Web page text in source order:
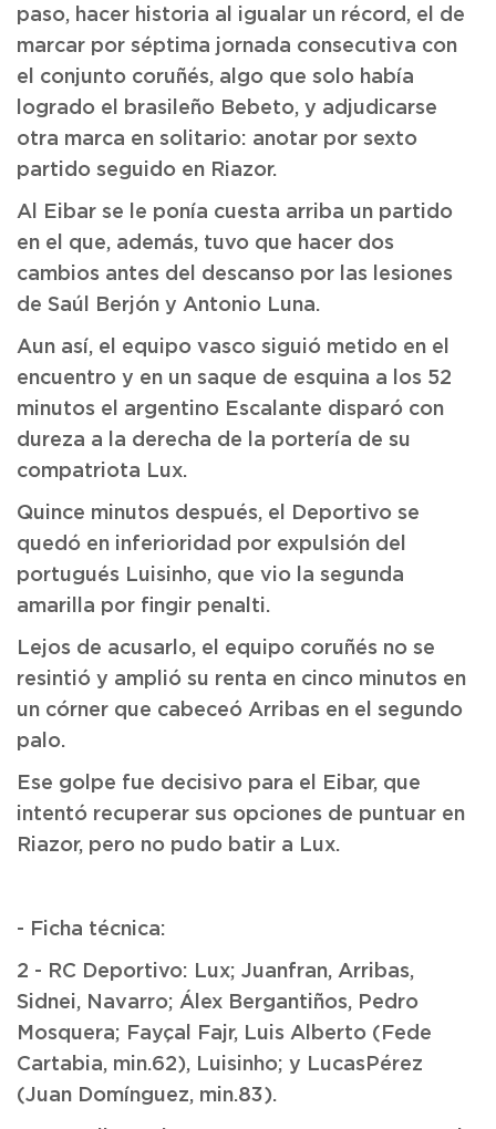
paso, hacer historia al igualar un récord, el de
marcar por séptima jornada consecutiva con
el conjunto coruñés, algo que solo había
logrado el brasileño Bebeto, y adjudicarse
otra marca en solitario: anotar por sexto
partido seguido en Riazor.
Al Eibar se le ponía cuesta arriba un partido
en el que, además, tuvo que hacer dos
cambios antes del descanso por las lesiones
de Saúl Berjón y Antonio Luna.
Aun así, el equipo vasco siguió metido en el
encuentro y en un saque de esquina a los 52
minutos el argentino Escalante disparó con
dureza a la derecha de la portería de su
compatriota Lux.
Quince minutos después, el Deportivo se
quedó en inferioridad por expulsión del
portugués Luisinho, que vio la segunda
amarilla por fingir penalti.
Lejos de acusarlo, el equipo coruñés no se
resintió y amplió su renta en cinco minutos en
un córner que cabeceó Arribas en el segundo
palo.
Ese golpe fue decisivo para el Eibar, que
intentó recuperar sus opciones de puntuar en
Riazor, pero no pudo batir a Lux.
- Ficha técnica:
2 - RC Deportivo: Lux; Juanfran, Arribas,
Sidnei, Navarro; Álex Bergantiños, Pedro
Mosquera; Fayçal Fajr, Luis Alberto (Fede
Cartabia, min.62), Luisinho; y LucasPérez
(Juan Domínguez, min.83).